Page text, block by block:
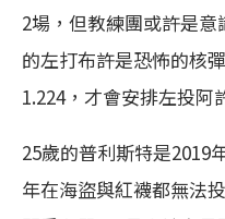
2場，但教練團或許是
的左打布許是恐怖的核
1.224，才會安排左投阿
25歲的普利斯特是2019
年在海盜與紅襪都無法